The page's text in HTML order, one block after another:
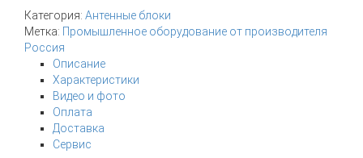
Категория: Антенные блоки
Метка: Промышленное оборудование от производителя
Россия
Описание
Характеристики
Видео и фото
Оплата
Доставка
Сервис